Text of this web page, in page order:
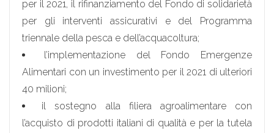
per il 2021, il rifinanziamento del Fondo di solidarietà
per gli interventi assicurativi e del Programma
triennale della pesca e dell’acquacoltura;
l’implementazione del Fondo Emergenze
Alimentari con un investimento per il 2021 di ulteriori
40 milioni;
il sostegno alla filiera agroalimentare con
l’acquisto di prodotti italiani di qualità e per la tutela